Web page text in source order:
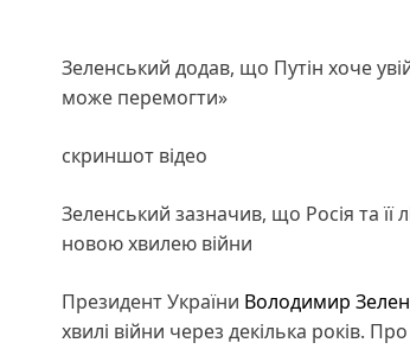
Зеленський додав, що Путін хоче
може перемогти»
скриншот відео
Зеленський зазначив, що Росія та
новою хвилею війни
Президент України Володимир
хвилі війни через декілька років.